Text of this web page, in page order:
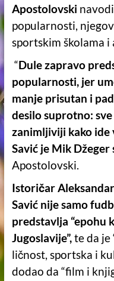
Apostolovski
popularnosti,
sportskim školama i
“Dule zapravo
popularnosti, jer
manje prisutan i
desilo suprotno:
zanimljiviji kako ide
Savić je Mik Džeger
Apostolovski.
Istoričar
Savić nije samo
predstavlja “epohu
Jugoslavije”,te da je
ličnost, sportska i
dodao da “film i